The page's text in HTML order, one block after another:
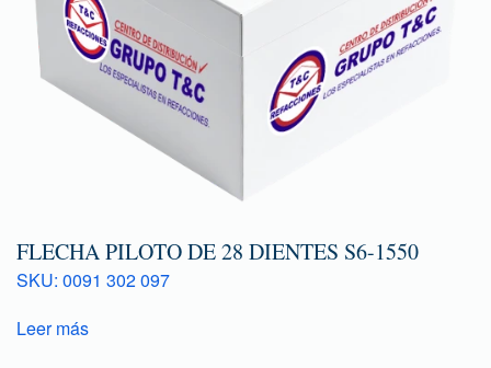
FLECHA PILOTO DE 28 DIENTES S6-1550
SKU: 0091 302 097
Leer más